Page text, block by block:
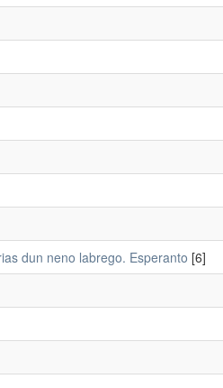
dun neno labrego. Esperanto [6]